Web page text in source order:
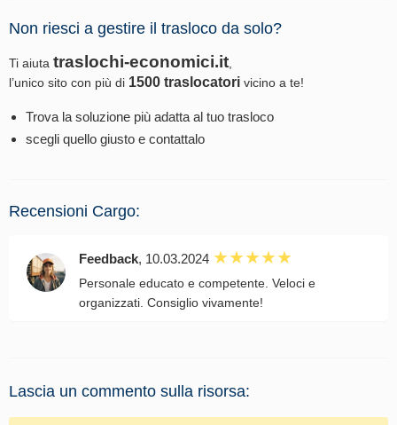
Non riesci a gestire il trasloco da solo?
Ti aiuta traslochi-economici.it
l’unico sito con più di 1500 traslocatori vicino a te!
Trova la soluzione più adatta al tuo trasloco
scegli quello giusto e contattalo
Recensioni Cargo:
Feedback, 10.03.2024
Personale educato e competente. Veloci e
organizzati. Consiglio vivamente!
Lascia un commento sulla risorsa: